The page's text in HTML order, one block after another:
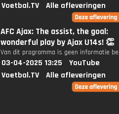
Voetbal.TV
Alle afleveringen
AFC Ajax: The assist, the goal:
wonderful play by Ajax U14s! 👏
Van dit programma is geen informatie
03-04-2025 13:25
YouTube
Voetbal.TV
Alle afleveringen